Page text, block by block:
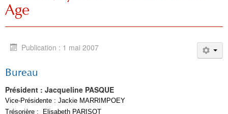
Age
Publication : 1 mai 2007
Bureau
Président : Jacqueline PASQUE
Vice-Présidente : Jackie MARRIMPOEY
Trésorière : Elisabeth PARISOT